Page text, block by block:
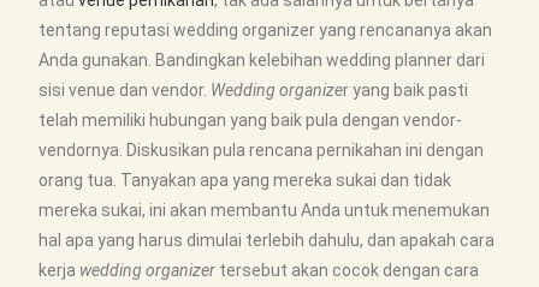
tentang reputasi wedding organizer yang rencananya akan
Anda gunakan. Bandingkan kelebihan wedding planner dari
sisi venue dan vendor. Wedding organizer yang baik pasti
telah memiliki hubungan yang baik pula dengan vendor-
vendornya. Diskusikan pula rencana pernikahan ini dengan
orang tua. Tanyakan apa yang mereka sukai dan tidak
mereka sukai, ini akan membantu Anda untuk menemukan
hal apa yang harus dimulai terlebih dahulu, dan apakah cara
kerja wedding organizer tersebut akan cocok dengan cara